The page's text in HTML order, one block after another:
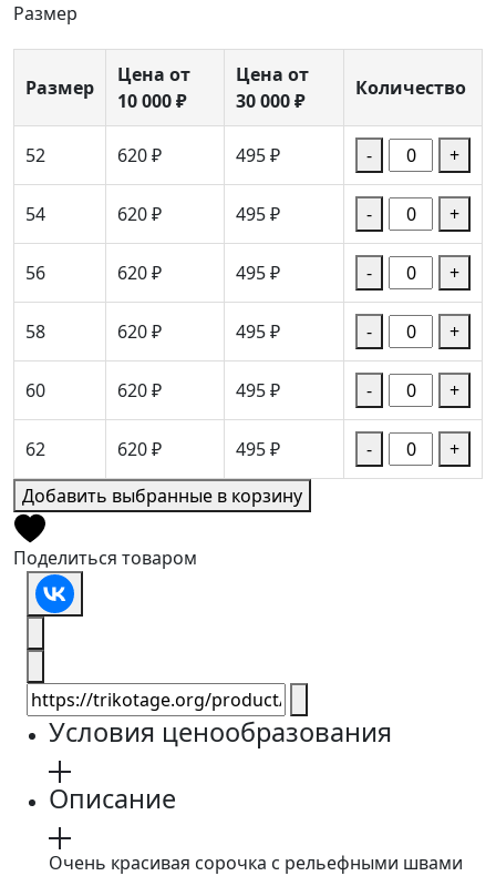
Размер
Размер
Цена от
10 000 ₽
Цена от
30 000 ₽
Количество
52 620 ₽ 495 ₽ - +
54 620 ₽ 495 ₽ - +
56 620 ₽ 495 ₽ - +
58 620 ₽ 495 ₽ - +
60 620 ₽ 495 ₽ - +
62 620 ₽ 495 ₽ -
+
Добавить выбранные в корзину
Поделиться товаром
Условия ценообразования
Описание
Очень красивая сорочка с рельефными швами